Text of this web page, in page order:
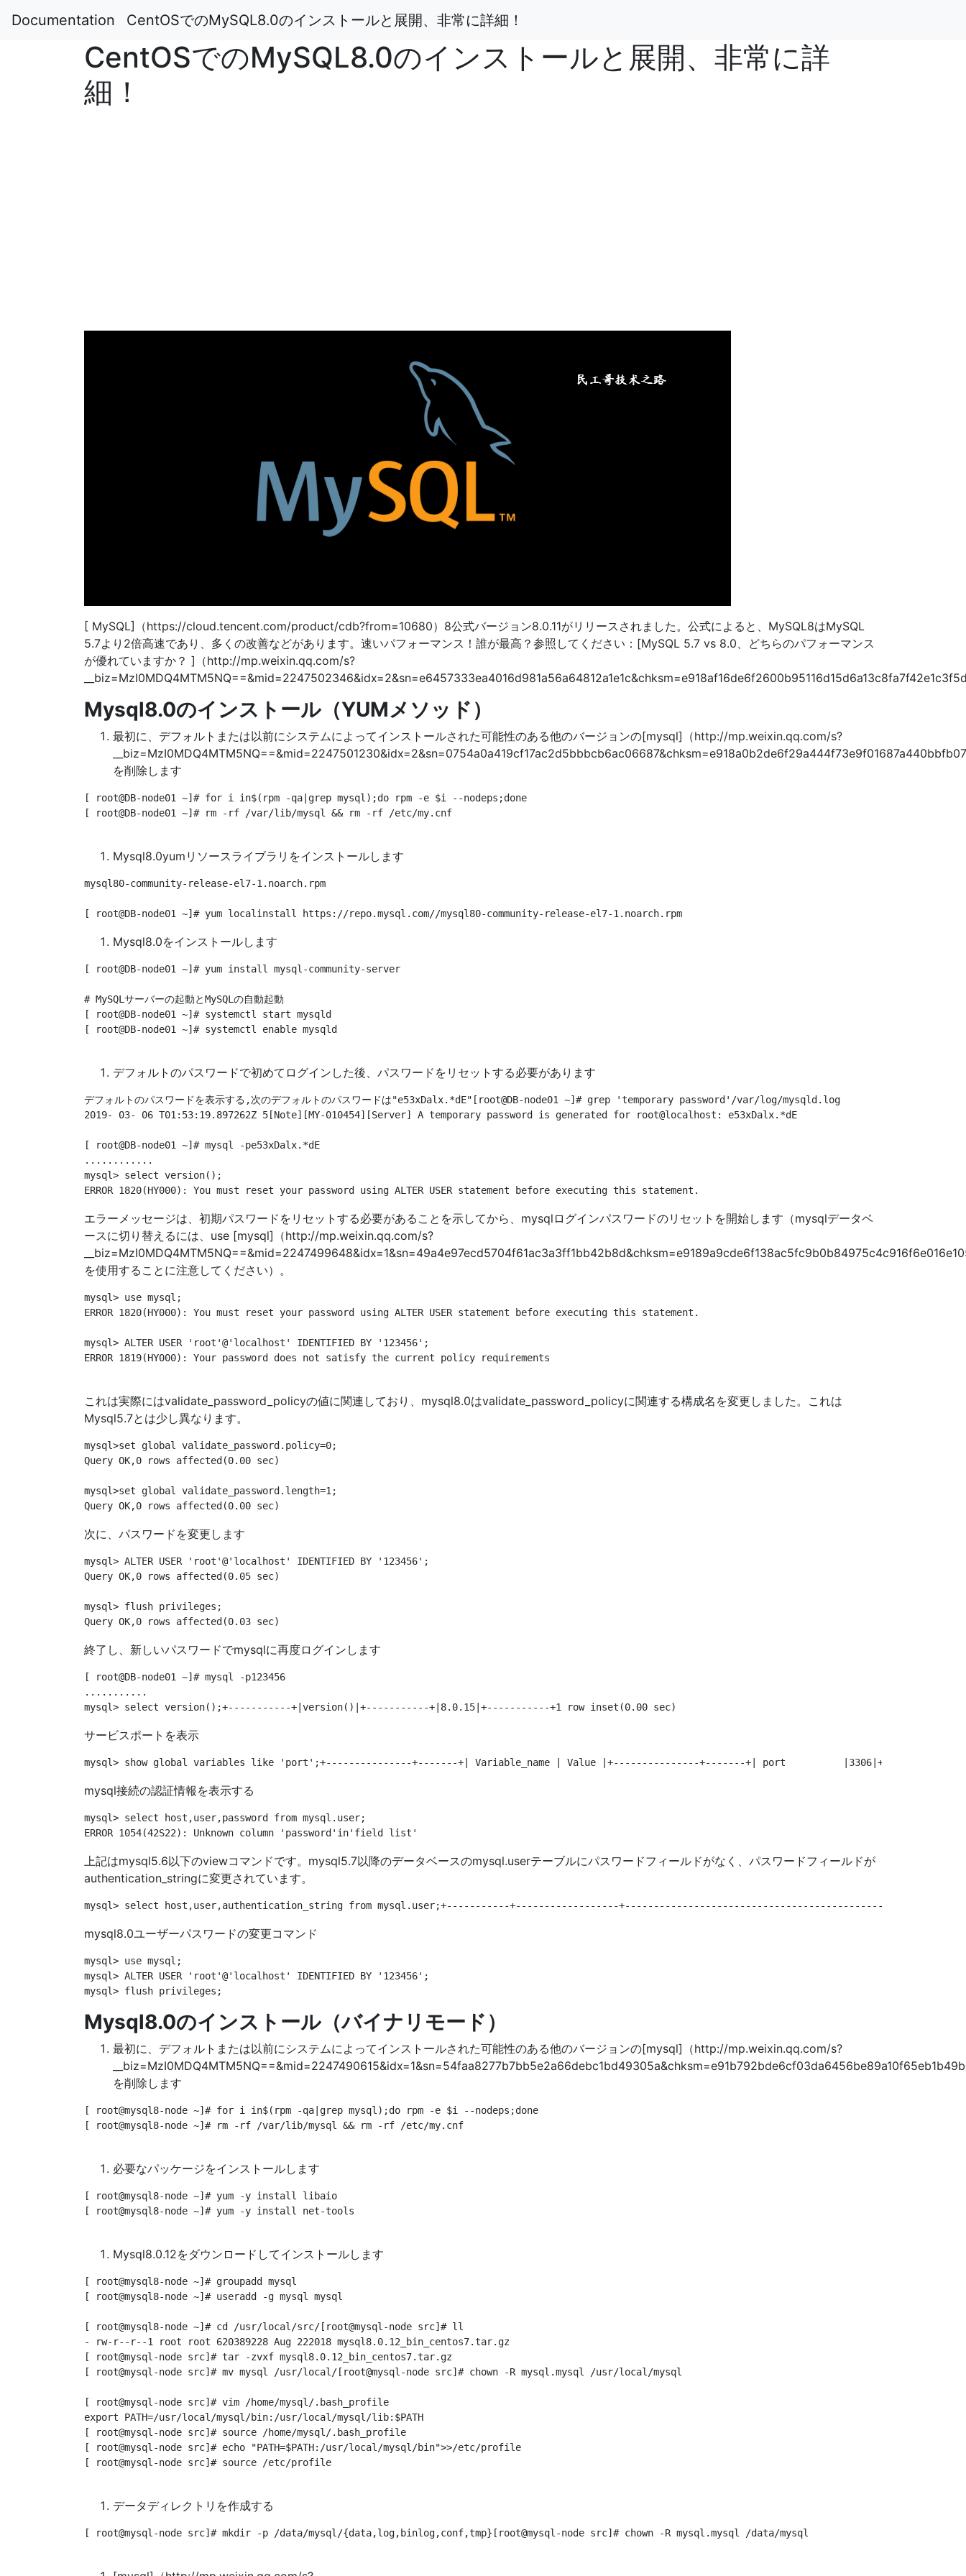
Documentation CentOSでのMySQL8.0のインストールと展開、非常に詳細！
CentOSでのMySQL8.0のインストールと展開、非常に詳
細！
[ MySQL]（https://cloud.tencent.com/product/cdb?from=10680）8公式バージョン8.0.11がリリースされました。公式によると、MySQL8はMySQL
5.7より2倍高速であり、多くの改善などがあります。速いパフォーマンス！誰が最高？参照してください：[MySQL 5.7 vs 8.0、どちらのパフォーマンス
が優れていますか？ ]（http://mp.weixin.qq.com/s?
Mysql8.0のインストール（YUMメソッド）
最初に、デフォルトまたは以前にシステムによってインストールされた可能性のある他のバージョンの[mysql]（http://mp.weixin.qq.com/s?
を削除します
[ root@DB-node01 ~]# for i in$(rpm -qa|grep mysql);do rpm -e $i --nodeps;done
[ root@DB-node01 ~]# rm -rf /var/lib/mysql && rm -rf /etc/my.cnf
Mysql8.0yumリソースライブラリをインストールします
mysql80-community-release-el7-1.noarch.rpm
Mysql8.0をインストールします
[ root@DB-node01 ~]# yum install mysql-community-server
# MySQLサーバーの起動とMySQLの自動起動
[ root@DB-node01 ~]# systemctl start mysqld
[ root@DB-node01 ~]# systemctl enable mysqld
デフォルトのパスワードで初めてログインした後、パスワードをリセットする必要があります
デフォルトのパスワードを表示する,次のデフォルトのパスワードは"e53xDalx.*dE"[root@DB-node01 ~]# grep 'temporary password'/var/log/mysqld.log
2019- 03- 06 T01:53:19.897262Z 5[Note][MY-010454][Server] A temporary password is generated for root@localhost: e53xDalx.*dE
[ root@DB-node01 ~]# mysql -pe53xDalx.*dE
............
mysql> select version();
エラーメッセージは、初期パスワードをリセットする必要があることを示してから、mysqlログインパスワードのリセットを開始します（mysqlデータベ
ースに切り替えるには、use [mysql]（http://mp.weixin.qq.com/s?
を使用することに注意してください）。
mysql> use mysql;
ERROR 1820(HY000): You must reset your password using ALTER USER statement before executing this statement.
mysql> ALTER USER 'root'@'localhost' IDENTIFIED BY '123456';
ERROR 1819(HY000): Your password does not satisfy the current policy requirements
これは実際にはvalidate_password_policyの値に関連しており、mysql8.0はvalidate_password_policyに関連する構成名を変更しました。これは
Mysql5.7とは少し異なります。
mysql>set global validate_password.policy=0;
Query OK,0 rows affected(0.00 sec)
mysql>set global validate_password.length=1;
次に、パスワードを変更します
mysql> ALTER USER 'root'@'localhost' IDENTIFIED BY '123456';
Query OK,0 rows affected(0.05 sec)
mysql> flush privileges;
終了し、新しいパスワードでmysqlに再度ログインします
[ root@DB-node01 ~]# mysql -p123456
...........
サービスポートを表示
mysql接続の認証情報を表示する
mysql> select host,user,password from mysql.user;
上記はmysql5.6以下のviewコマンドです。mysql5.7以降のデータベースのmysql.userテーブルにパスワードフィールドがなく、パスワードフィールドが
authentication_stringに変更されています。
mysql8.0ユーザーパスワードの変更コマンド
mysql> use mysql;
mysql> ALTER USER 'root'@'localhost' IDENTIFIED BY '123456';
Mysql8.0のインストール（バイナリモード）
最初に、デフォルトまたは以前にシステムによってインストールされた可能性のある他のバージョンの[mysql]（http://mp.weixin.qq.com/s?
を削除します
[ root@mysql8-node ~]# for i in$(rpm -qa|grep mysql);do rpm -e $i --nodeps;done
[ root@mysql8-node ~]# rm -rf /var/lib/mysql && rm -rf /etc/my.cnf
必要なパッケージをインストールします
[ root@mysql8-node ~]# yum -y install libaio
[ root@mysql8-node ~]# yum -y install net-tools
Mysql8.0.12をダウンロードしてインストールします
[ root@mysql8-node ~]# groupadd mysql
[ root@mysql8-node ~]# useradd -g mysql mysql
[ root@mysql8-node ~]# cd /usr/local/src/[root@mysql-node src]# ll
- rw-r--r--1 root root 620389228 Aug 222018 mysql8.0.12_bin_centos7.tar.gz
[ root@mysql-node src]# tar -zvxf mysql8.0.12_bin_centos7.tar.gz
[ root@mysql-node src]# mv mysql /usr/local/[root@mysql-node src]# chown -R mysql.mysql /usr/local/mysql
[ root@mysql-node src]# vim /home/mysql/.bash_profile
export PATH=/usr/local/mysql/bin:/usr/local/mysql/lib:$PATH
[ root@mysql-node src]# source /home/mysql/.bash_profile
[ root@mysql-node src]# echo "PATH=$PATH:/usr/local/mysql/bin">>/etc/profile
[ root@mysql-node src]# source /etc/profile
データディレクトリを作成する
[ root@mysql-node src]# mkdir -p /data/mysql/{data,log,binlog,conf,tmp}[root@mysql-node src]# chown -R mysql.mysql /data/mysql